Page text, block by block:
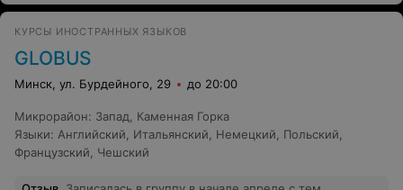
КУРСЫ ИНОСТРАННЫХ ЯЗЫКОВ
GLOBUS
Минск, ул. Бурдейного, 29 до 20:00
Микрорайон: Запад, Каменная Горка
Языки: Английский, Итальянский, Немецкий, Польский,
Французский, Чешский